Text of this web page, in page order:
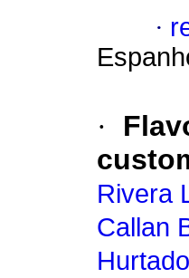
·
·
Rivera
Callan